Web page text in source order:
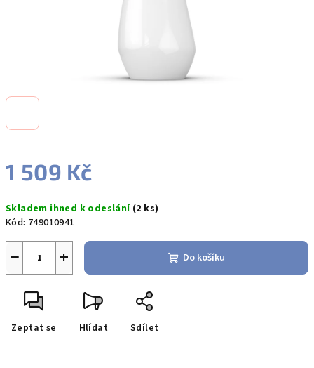
1 509 Kč
cena:
Skladem ihned k odeslání (2 ks)
Kód: 749010941
+
− Do košíku
Zeptat se Hlídat Sdílet